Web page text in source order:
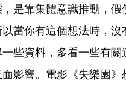
是靠集體意識推動，
當你有這個想法時，
些資料，多看一些有
影響。電影《失樂園